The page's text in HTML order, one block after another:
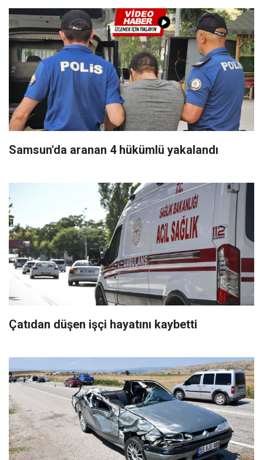
Samsun'da aranan 4 hükümlü yakalandı
Çatıdan düşen işçi hayatını kaybetti